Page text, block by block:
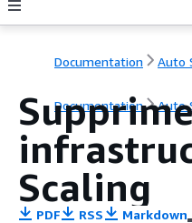
Documentation Auto
Documentation Auto
Scaling
PDF RSS Markdown